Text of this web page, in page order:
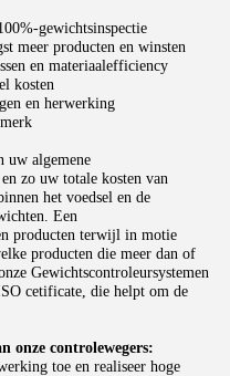
gewichtsinspectie
meer producten en winsten
en materiaalefficiency
kosten
en herwerking
uw algemene
zo uw totale kosten van
het voedsel en de
Een
producten terwijl in motie
producten die meer dan of
Gewichtscontroleursystemen
cetificate, die helpt om de
onze controlewegers:
toe en realiseer hoge